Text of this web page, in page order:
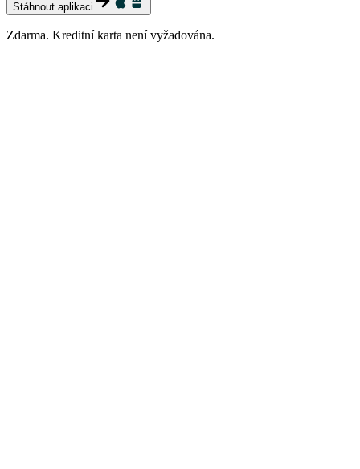
Stáhnout aplikaci
Zdarma. Kreditní karta není vyžadována.